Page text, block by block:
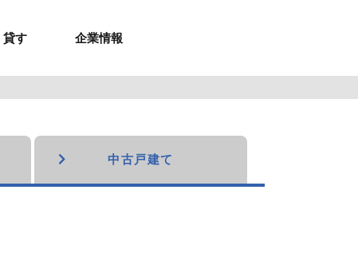
お問合せ
無料お見積もり
貸す
お問い合わせ
企業情報
中古戸建て